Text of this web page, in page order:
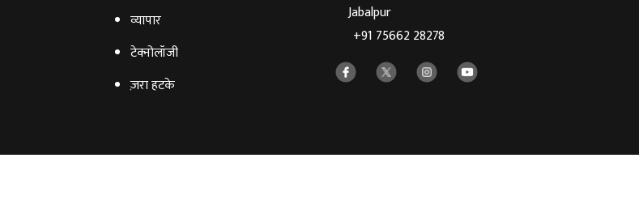
व्‍यापार
टेक्‍नोलॉजी
ज़रा हटके
Jabalpur
+91 75662 28278